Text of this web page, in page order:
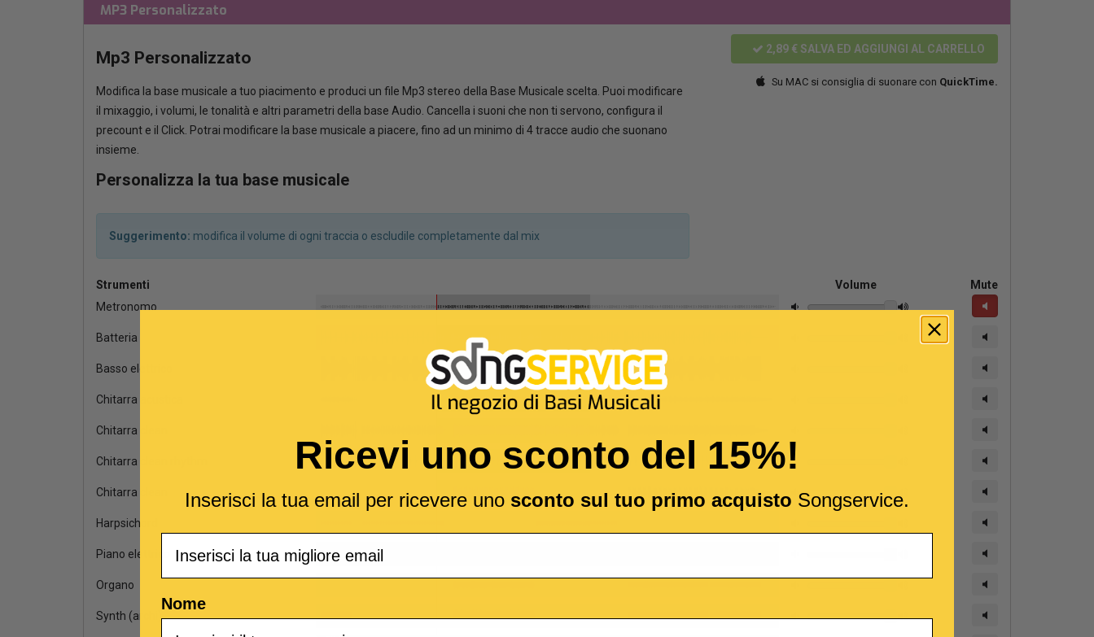
MP3 Personalizzato
Mp3 Personalizzato
Modifica la base musicale a tuo piacimento e produci un file Mp3 stereo della Base Musicale scelta. Puoi modificare
il mixaggio, i volumi, le tonalità e altri parametri della base Audio. Cancella i suoni che non ti servono, configura il
precount e il Click. Potrai modificare la base musicale a piacere, fino ad un minimo di 4 tracce audio che suonano
insieme.
2,89 €SALVA ED AGGIUNGI AL CARRELLO
Su MAC si consiglia di suonare con QuickTime.
Personalizza la tua base musicale
Suggerimento: modifica il volume di ogni traccia o escludile completamente dal mix
Strumenti Volume
Mute
Metronomo
Batteria
Basso elettrico
Chitarra acustica
Chitarra clean
Chitarra clean rhythm
Chitarra clean
Harpsichord
Piano elettrico
Organo
Synth (archi)
Ricevi uno sconto del 15%!
Inserisci la tua email per ricevere uno sconto sul tuo primo acquisto Songservice.
Nome